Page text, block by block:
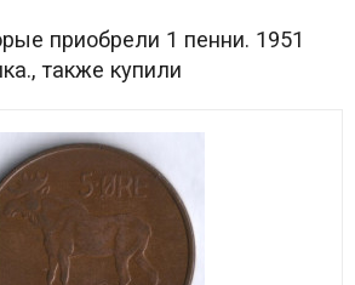
приобрели 1 пенни. 1951
также купили